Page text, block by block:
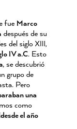
fue Marco
después de su
del siglo XIII,
IV a.C. Esto
, se descubrió
grupo de
Pero
una
como
el año